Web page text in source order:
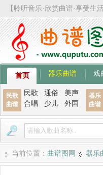
【聆听音乐·欣赏曲谱·享受生
首页 器乐曲谱 戏
民歌
曲谱
民歌 通俗
美声
合唱
少儿 外国
器乐
曲谱
当前位置： 曲谱图网 器乐